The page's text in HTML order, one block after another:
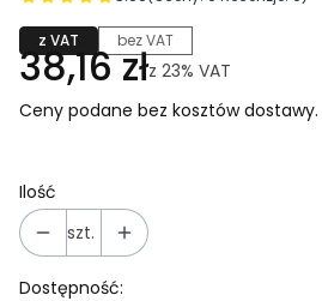
z VAT bez VAT
38,16 złz 23% VAT
Ceny podane bez kosztów dostawy.
Ilość
szt.
Dostępność: